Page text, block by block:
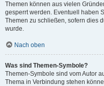
Themen können aus vielen
gesperrt werden. Eventuell haben
Themen zu schließen, sofern dies
wurde.
Nach oben
Was sind Themen-Symbole?
Themen-Symbole sind vom Autor
Thema in Verbindung stehen